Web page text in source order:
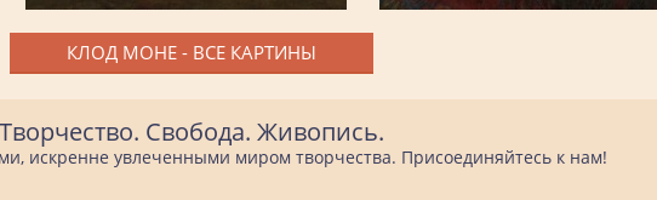
КЛОД МОНЕ - ВСЕ КАРТИНЫ
Творчество. Свобода. Живопись.
искренне увлеченными миром творчества. Присоединяйтесь к нам!